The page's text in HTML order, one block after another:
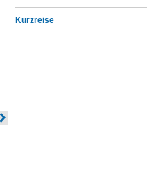
Kurzreise